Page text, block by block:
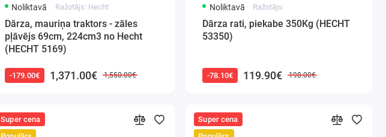
Noliktavā Ražotājs: Hecht
Dārza, mauriņa traktors - zāles
pļāvējs 69cm, 224cm3 no Hecht
(HECHT 5169)
-179.00€ 1,371.00€ 1,550.00€
Noliktavā Ražotājs:
Dārza rati, piekabe 350Kg (HECHT
53350)
-78.10€ 119.90€ 198.00€
Super cena
Super cena